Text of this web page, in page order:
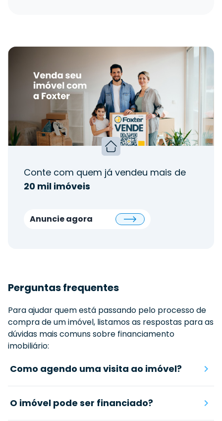
Conte com quem já vendeu mais de
20 mil imóveis
Anuncie agora
Perguntas frequentes
Para ajudar quem está passando pelo processo de
compra de um imóvel, listamos as respostas para as
dúvidas mais comuns sobre financiamento
imobiliário:
Como agendo uma visita ao imóvel?
O imóvel pode ser financiado?